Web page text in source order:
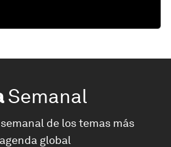
Semanal
de los temas más
global